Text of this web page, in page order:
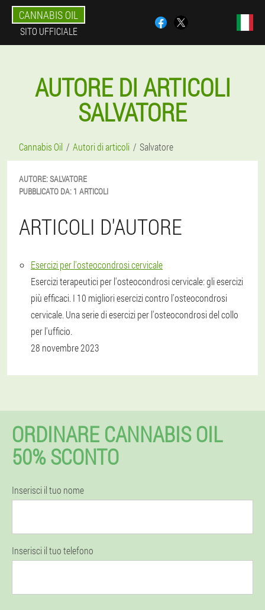
CANNABIS OIL
SITO UFFICIALE
AUTORE DI ARTICOLI
SALVATORE
Cannabis Oil Autori di articoli Salvatore
AUTORE:SALVATORE
PUBBLICATO DA: 1 ARTICOLI
ARTICOLI D'AUTORE
Esercizi per l'osteocondrosi cervicale
Esercizi terapeutici per l'osteocondrosi cervicale: gli esercizi
più efficaci. I 10 migliori esercizi contro l'osteocondrosi
cervicale. Una serie di esercizi per l'osteocondrosi del collo
per l'ufficio.
28 novembre 2023
ORDINARE CANNABIS OIL
50% SCONTO
Inserisci il tuo nome
Inserisci il tuo telefono